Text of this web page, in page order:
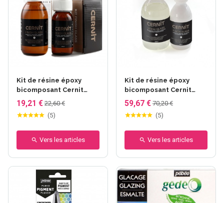
Kit de résine époxy
bicomposant Cernit
Finish Glass - 120ml +
60ml
19,21 € 22,60 €
(5)
Vers les articles
Kit de résine époxy
bicomposant Cernit
Finish Glass - 500ml +
250ml
59,67 € 70,20 €
(5)
Vers les articles